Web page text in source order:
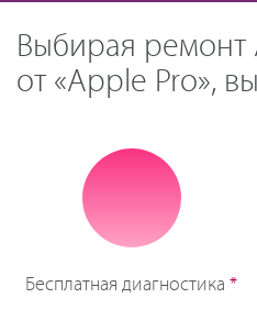
Выбирая
от «Apple Pro»,
Бесплатная диагностика *